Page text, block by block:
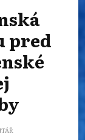
pred